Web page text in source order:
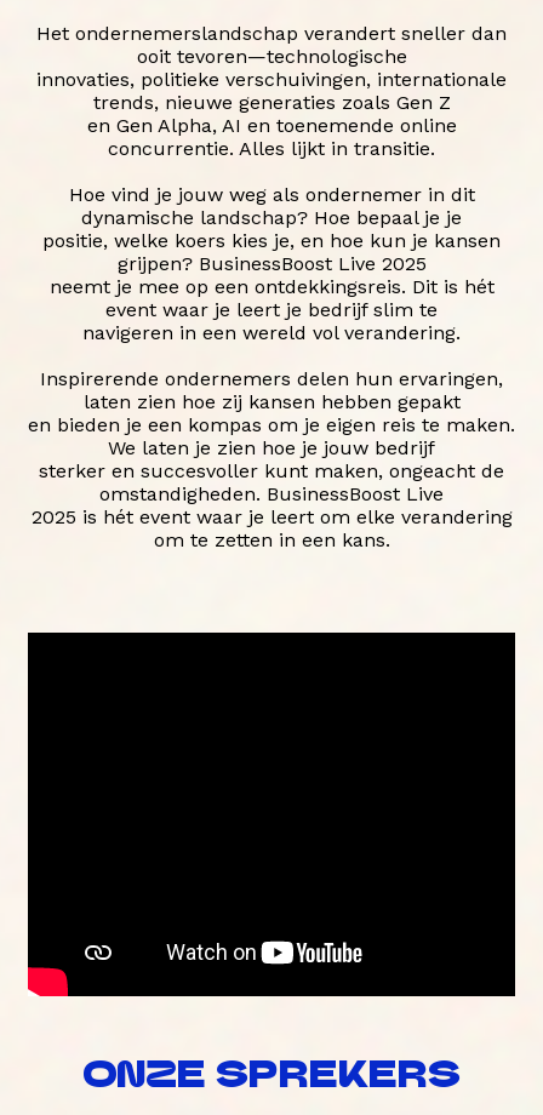
Het ondernemerslandschap verandert sneller dan
ooit tevoren—technologische
innovaties, politieke verschuivingen, internationale
trends, nieuwe generaties zoals Gen Z
en Gen Alpha, AI en toenemende online
concurrentie. Alles lijkt in transitie.
Hoe vind je jouw weg als ondernemer in dit
dynamische landschap? Hoe bepaal je je
positie, welke koers kies je, en hoe kun je kansen
grijpen? BusinessBoost Live 2025
neemt je mee op een ontdekkingsreis. Dit is hét
event waar je leert je bedrijf slim te
navigeren in een wereld vol verandering.
Inspirerende ondernemers delen hun ervaringen,
laten zien hoe zij kansen hebben gepakt
en bieden je een kompas om je eigen reis te maken.
We laten je zien hoe je jouw bedrijf
sterker en succesvoller kunt maken, ongeacht de
omstandigheden. BusinessBoost Live
2025 is hét event waar je leert om elke verandering
om te zetten in een kans.
ONZE SPREKERS